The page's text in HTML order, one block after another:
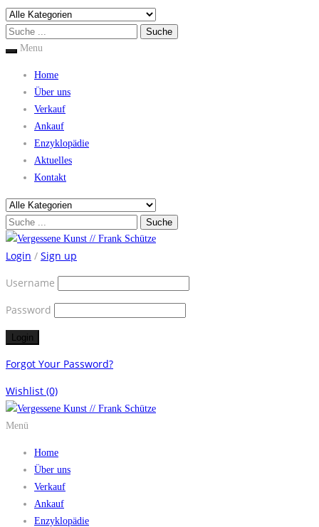
Menu
Home
Über uns
Verkauf
Ankauf
Enzyklopädie
Aktuelles
Kontakt
Login / Sign up
Username
Password
Forgot Your Password?
Wishlist (0)
Menü
Home
Über uns
Verkauf
Ankauf
Enzyklopädie